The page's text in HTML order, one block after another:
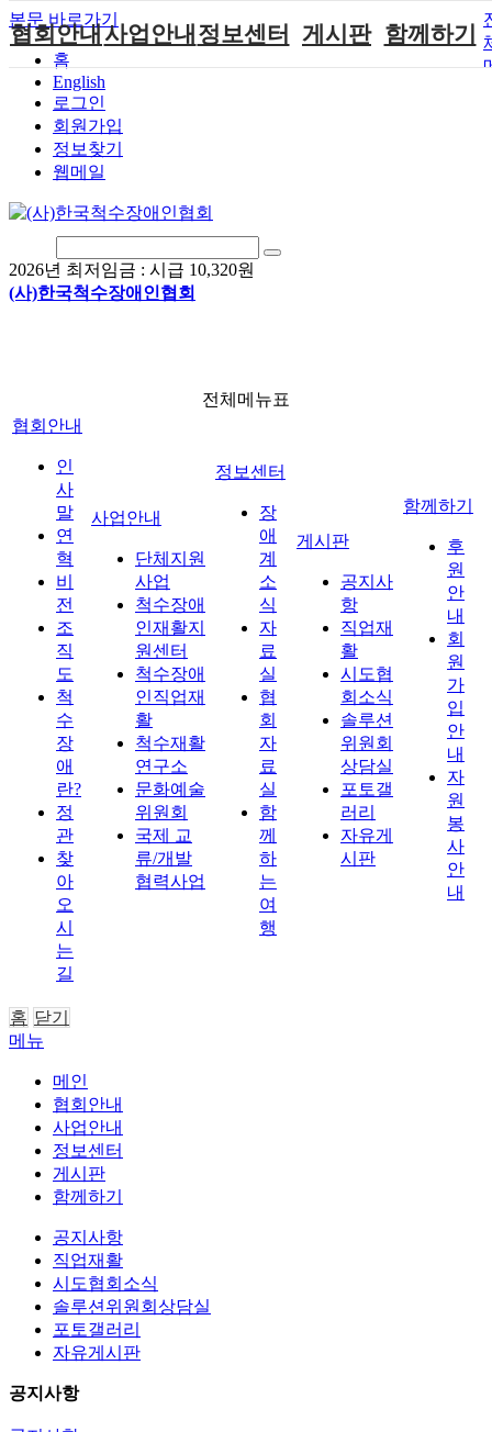
본문 바로가기
홈
English
로그인
회원가입
정보찾기
웹메일
2026년 최저임금 : 시급 10,320원
(사)한국척수장애인협회
협회안내
인사말
연혁
비전
조직도
척수장애란?
찾아오시는길
사업안내
단체지원사업
척수장애인재
활지원센터
척수장애인직
문화예술위원
회
정보센터 게시판 함께하기
전체메뉴표
협회안내
인
사
말
연
혁
비
전
조
직
도
척
수
장
애
란?
정
관
찾
아
오
시
는
길
사업안내
단체지원
사업
척수장애
인재활지
원센터
척수장애
인직업재
활
척수재활
연구소
문화예술
위원회
국제 교
류/개발
협력사업
정보센터
장
애
계
소
식
자
료
실
협
회
자
료
실
함
께
하
는
여
행
게시판
공지사
항
직업재
활
시도협
회소식
솔루션
위원회
상담실
포토갤
러리
자유게
시판
함께하기
후
원
안
내
회
원
가
입
안
내
자
원
봉
사
안
내
홈 닫기
메뉴
메인
협회안내
사업안내
정보센터
게시판
함께하기
공지사항
직업재활
시도협회소식
솔루션위원회상담실
포토갤러리
자유게시판
공지사항